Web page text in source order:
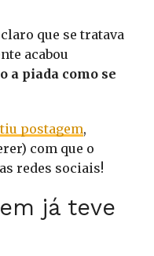
que se tratava
acabou
a piada como se
postagem,
com que o
redes sociais!
já teve